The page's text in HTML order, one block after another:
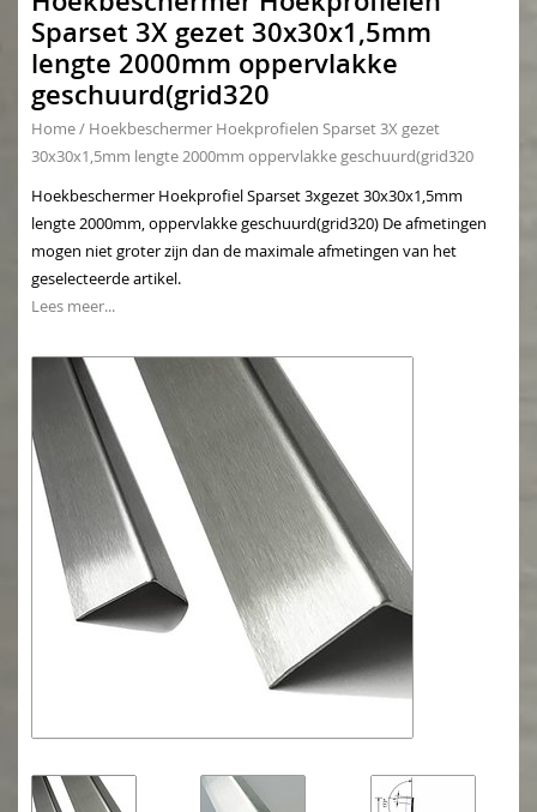
Sparset 3X gezet 30x30x1,5mm
lengte 2000mm oppervlakke
geschuurd(grid320
Home/ Hoekbeschermer Hoekprofielen Sparset 3X gezet
30x30x1,5mm lengte 2000mm oppervlakke geschuurd(grid320
Hoekbeschermer Hoekprofiel Sparset 3xgezet 30x30x1,5mm
lengte 2000mm, oppervlakke geschuurd(grid320) De afmetingen
mogen niet groter zijn dan de maximale afmetingen van het
geselecteerde artikel.
Lees meer...